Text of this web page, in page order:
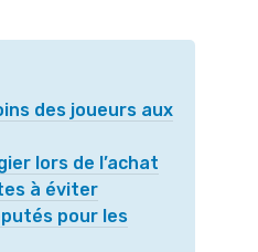
des joueurs aux
lors de l’achat
à éviter
pour les